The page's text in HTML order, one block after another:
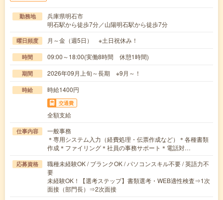
勤務地
兵庫県明石市
明石駅から徒歩7分／山陽明石駅から徒歩7分
曜日頻度 月～金（週5日） ※土日祝休み！
時間 09:00～18:00(実働8時間 休憩1時間)
期間 2026年09月上旬～長期 ※9月～！
時給 時給1400円
交通費
全額支給
仕事内容
一般事務
＊専用システム入力（経費処理・伝票作成など）＊各種書類
作成＊ファイリング＊社員の事務サポート＊電話対…
応募資格
職種未経験OK / ブランクOK / パソコンスキル不要 / 英語力不
要
未経験OK！【選考ステップ】書類選考・WEB適性検査⇒1次
面接（部門長）⇒2次面接